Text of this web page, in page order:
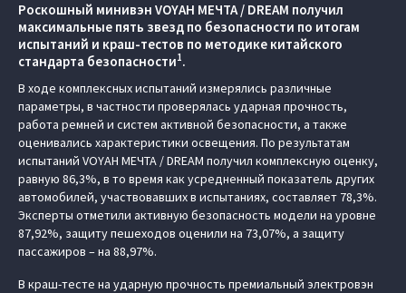
Роскошный минивэн VOYAH МЕЧТА / DREAM получил
максимальные пять звезд по безопасности по итогам
испытаний и краш-тестов по методике китайского
стандарта безопасности1.
В ходе комплексных испытаний измерялись различные
параметры, в частности проверялась ударная прочность,
работа ремней и систем активной безопасности, а также
оценивались характеристики освещения. По результатам
испытаний VOYAH МЕЧТА / DREAM получил комплексную оценку,
равную 86,3%, в то время как усредненный показатель других
автомобилей, участвовавших в испытаниях, составляет 78,3%.
Эксперты отметили активную безопасность модели на уровне
87,92%, защиту пешеходов оценили на 73,07%, а защиту
пассажиров – на 88,97%.
В краш-тесте на ударную прочность премиальный электровэн